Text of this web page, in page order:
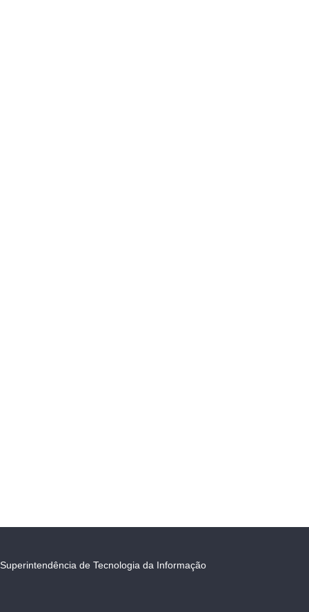
Superintendência de Tecnologia da Informação